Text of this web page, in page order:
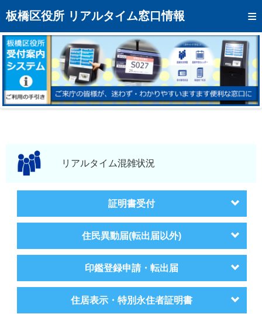
板橋区役所 リアルタイム窓口情報
トップページへ
混雑予想カレンダー
リアルタイム混雑状況
リアルタイム受付番号状況
メール通知登録
モバイルサイトリアルタイム混雑状況
証明書受付
住民異動届(転出届以外)
印鑑登録申請・転出届
住居表示・特別永住者証明書